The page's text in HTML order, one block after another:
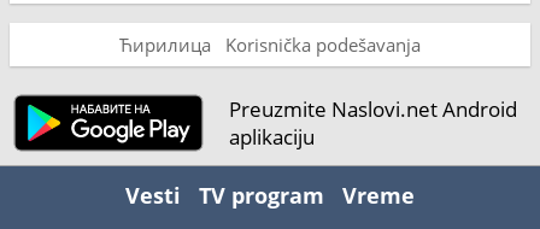
Ћирилица Korisnička podešavanja
Preuzmite Naslovi.net Android
aplikaciju
Vesti TV program Vreme